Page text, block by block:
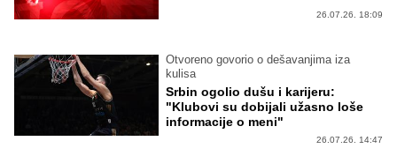
26.07.26. 18:09
Otvoreno govorio o dešavanjima iza
kulisa
Srbin ogolio dušu i karijeru:
"Klubovi su dobijali užasno loše
informacije o meni"
26.07.26. 14:47